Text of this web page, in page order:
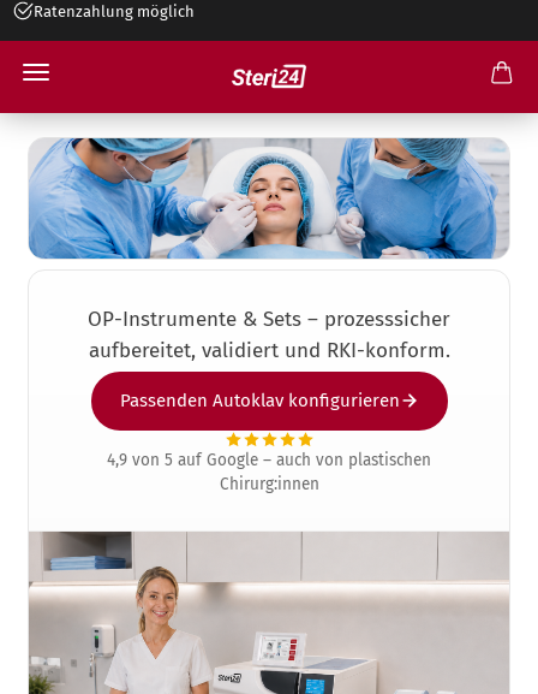
Ratenzahlung möglich
+49 545 26 34 99 30
Autoklav für Plastische Chirurgie
OP-Instrumente & Sets – prozesssicher
aufbereitet, validiert und RKI-konform.
Passenden Autoklav konfigurieren
4,9 von 5 auf Google – auch von plastischen
Chirurg:innen